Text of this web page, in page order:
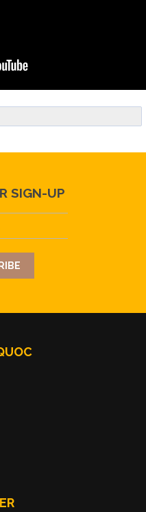
SIGN-UP